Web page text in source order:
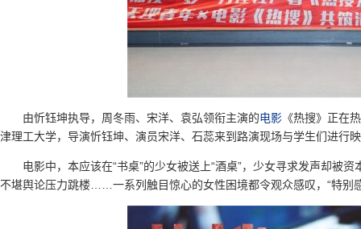
由忻钰坤执导，周冬雨、宋洋、袁弘领衔主演的电影 《热搜》正在
津理工大学，导演忻钰坤、演员宋洋、石蕊来到路演现场与学生们进行
电影中，本应该在“书桌”的少女被送上“酒桌”，少女寻求发声却被
不堪舆论压力跳楼……一系列触目惊心的女性困境都令观众感叹，“特别